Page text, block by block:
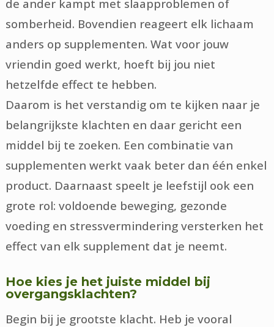
de ander kampt met slaapproblemen of
somberheid. Bovendien reageert elk lichaam
anders op supplementen. Wat voor jouw
vriendin goed werkt, hoeft bij jou niet
hetzelfde effect te hebben.
Daarom is het verstandig om te kijken naar je
belangrijkste klachten en daar gericht een
middel bij te zoeken. Een combinatie van
supplementen werkt vaak beter dan één enkel
product. Daarnaast speelt je leefstijl ook een
grote rol: voldoende beweging, gezonde
voeding en stressvermindering versterken het
effect van elk supplement dat je neemt.
Hoe kies je het juiste middel bij
overgangsklachten?
Begin bij je grootste klacht. Heb je vooral